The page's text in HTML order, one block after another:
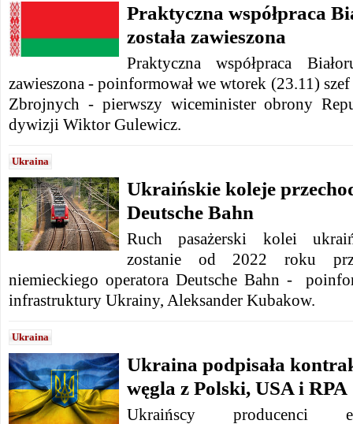
Praktyczna współpraca
została zawieszona
Praktyczna współpraca
zawieszona - poinformował we wtorek (23.11) szef
Zbrojnych - pierwszy wiceminister obrony
dywizji Wiktor Gulewicz.
Ukraina
Ukraińskie koleje
Deutsche Bahn
Ruch pasażerski kolei
zostanie od 2022 roku
niemieckiego operatora Deutsche Bahn -
infrastruktury Ukrainy, Aleksander Kubakow.
Ukraina
Ukraina podpisała
węgla z Polski, USA i RPA
Ukraińscy producenci